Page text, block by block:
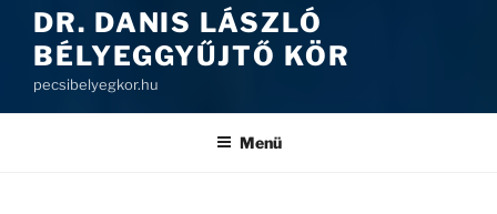
DR. DANIS LÁSZLÓ
BÉLYEGGYŰJTŐ KÖR
pecsibelyegkor.hu
Menü